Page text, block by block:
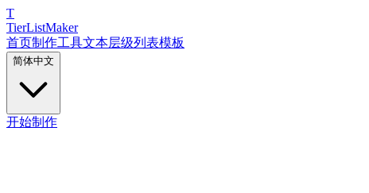
T
TierListMaker
首页制作工具文本层级列表模板
简体中文
开始制作